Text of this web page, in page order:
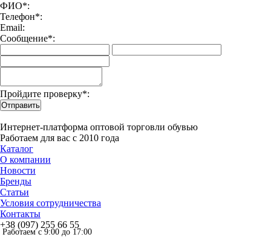
ФИО*:
Телефон*:
Email:
Сообщение*:
Пройдите проверку*:
Отправить
Интернет-платформа оптовой торговли обувью
Работаем для вас с 2010 года
Каталог
О компании
Новости
Бренды
Статьи
Условия сотрудничества
Контакты
+38 (097) 255 66 55
Работаем с 9:00 до 17:00